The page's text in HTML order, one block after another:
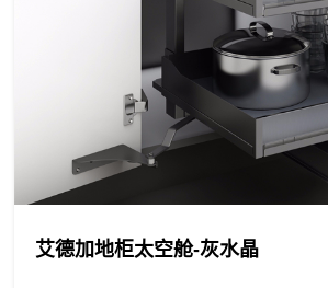
艾德加地柜太空舱-灰水晶